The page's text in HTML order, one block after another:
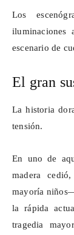
Los
iluminaciones
escenario de
El gran
La historia
tensión.
En uno de
madera
mayoría
la rápida
tragedia